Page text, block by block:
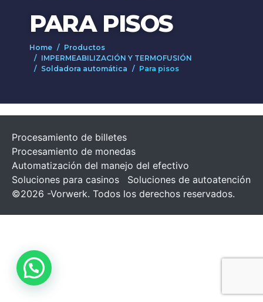
PARA PISOS
Home
Productos
IMPERMEABILIZACIÓN Y TERMOFUSIÓN
Soldadora automática
Para pisos
Procesamiento de billetes
Procesamiento de monedas
Automatización del manejo del efectivo
Soluciones para casinos
Soluciones de autoatención
©2026 -Vorwerk. Todos los derechos reservados.